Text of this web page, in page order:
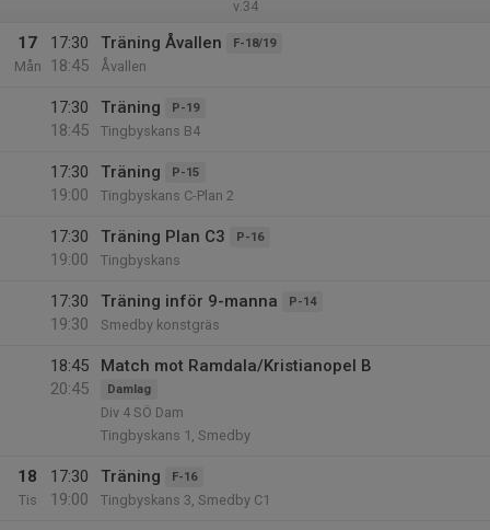
v.34
17
Mån
17:30
18:45
Träning Åvallen F-18/19
Åvallen
17:30
18:45
Träning P-19
Tingbyskans B4
17:30
19:00
Träning P-15
Tingbyskans C-Plan 2
17:30
19:00
Träning Plan C3 P-16
Tingbyskans
17:30
19:30
Träning inför 9-manna P-14
Smedby konstgräs
18:45
20:45
Match mot Ramdala/Kristianopel B
Damlag
Div 4 SÖ Dam
Tingbyskans 1, Smedby
18
Tis
17:30
19:00
Träning F-16
Tingbyskans 3, Smedby C1